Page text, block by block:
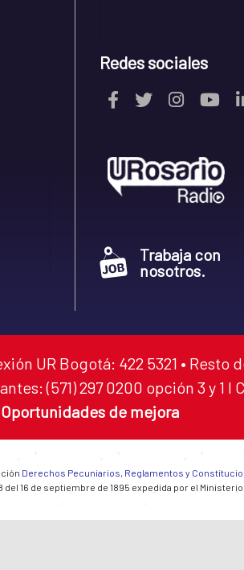
Redes sociales
Trabaja con
nosotros.
UR Bogotá: 422 5321 • Resto
(571) 297 0200 opción 3 y 1 I
Oportunidades de mejora
Derechos Pecuniarios, Reglamentos y
16 de septiembre de 1895 expedida por el Ministerio